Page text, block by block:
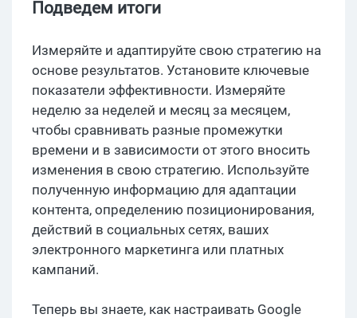
Подведем итоги
Измеряйте и адаптируйте свою стратегию на
основе результатов. Установите ключевые
показатели эффективности. Измеряйте
неделю за неделей и месяц за месяцем,
чтобы сравнивать разные промежутки
времени и в зависимости от этого вносить
изменения в свою стратегию. Используйте
полученную информацию для адаптации
контента, определению позиционирования,
действий в социальных сетях, ваших
электронного маркетинга или платных
кампаний.
Теперь вы знаете, как настраивать Google